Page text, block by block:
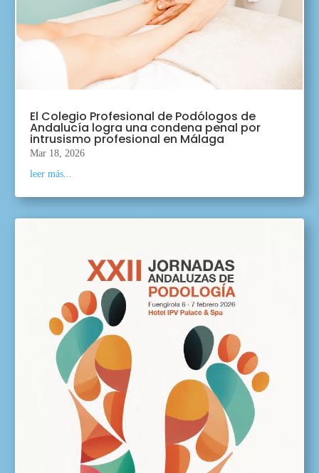
El Colegio Profesional de Podólogos de
Andalucía logra una condena penal por
intrusismo profesional en Málaga
Mar 18, 2026
leer más...